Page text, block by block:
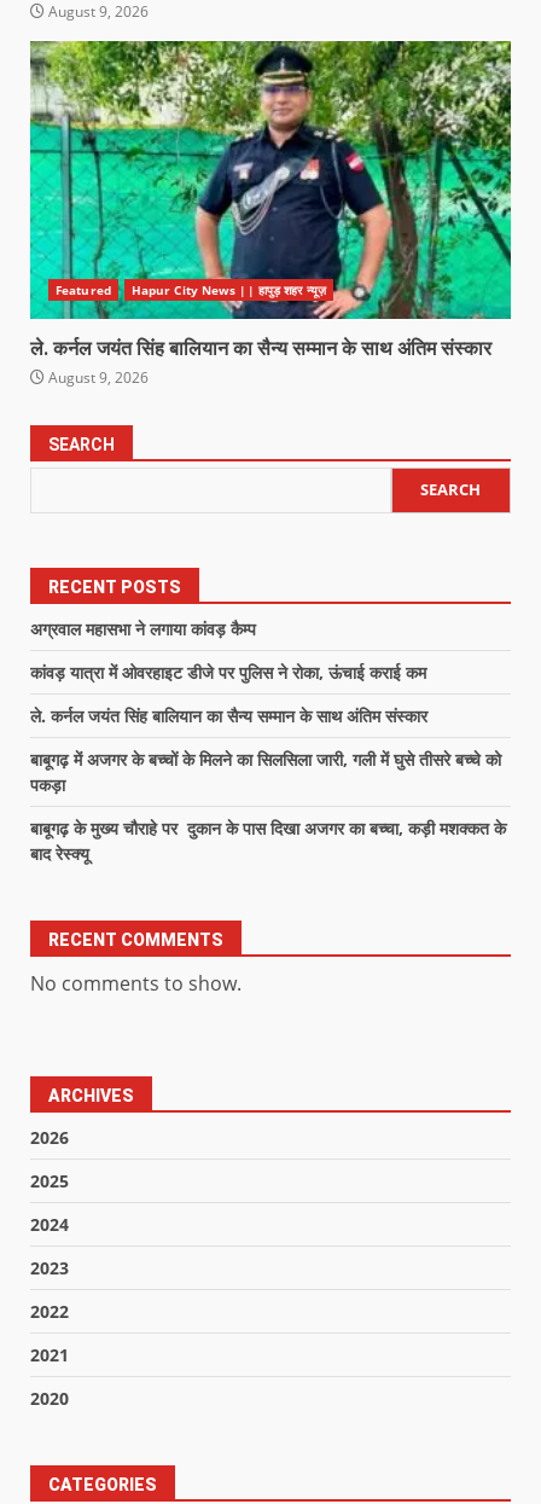
August 9, 2026
Featured Hapur City News || हापुड़ शहर न्यूज़
ले. कर्नल जयंत सिंह बालियान का सैन्य सम्मान के साथ अंतिम संस्कार
August 9, 2026
SEARCH
SEARCH
RECENT POSTS
अग्रवाल महासभा ने लगाया कांवड़ कैम्प
कांवड़ यात्रा में ओवरहाइट डीजे पर पुलिस ने रोका, ऊंचाई कराई कम
ले. कर्नल जयंत सिंह बालियान का सैन्य सम्मान के साथ अंतिम संस्कार
बाबूगढ़ में अजगर के बच्चों के मिलने का सिलसिला जारी, गली में घुसे तीसरे बच्चे को
पकड़ा
बाबूगढ़ के मुख्य चौराहे पर दुकान के पास दिखा अजगर का बच्चा, कड़ी मशक्कत के
बाद रेस्क्यू
RECENT COMMENTS
No comments to show.
ARCHIVES
2026
2025
2024
2023
2022
2021
2020
CATEGORIES